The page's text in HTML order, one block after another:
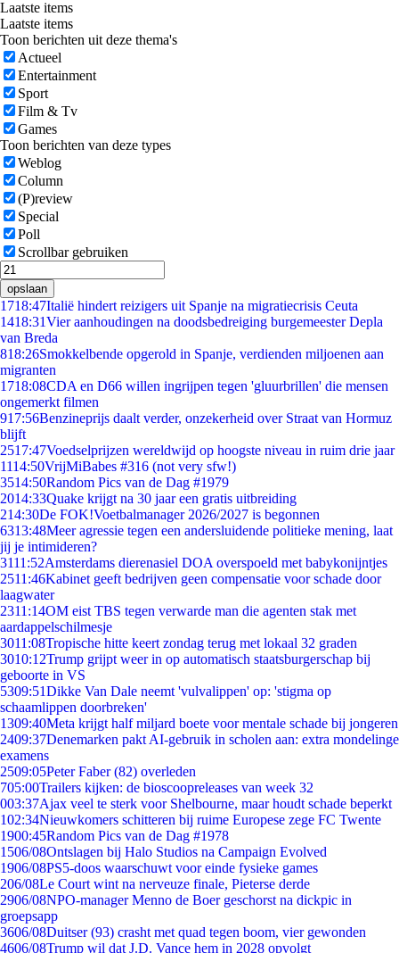
Laatste items
Laatste items
Toon berichten uit deze thema's
Actueel
Entertainment
Sport
Film & Tv
Games
Toon berichten van deze types
Weblog
Column
(P)review
Special
Poll
Scrollbar gebruiken
opslaan
1718:47Italië hindert reizigers uit Spanje na migratiecrisis Ceuta
1418:31Vier aanhoudingen na doodsbedreiging burgemeester Depla
van Breda
818:26Smokkelbende opgerold in Spanje, verdienden miljoenen aan
migranten
1718:08CDA en D66 willen ingrijpen tegen 'gluurbrillen' die mensen
ongemerkt filmen
917:56Benzineprijs daalt verder, onzekerheid over Straat van Hormuz
blijft
2517:47Voedselprijzen wereldwijd op hoogste niveau in ruim drie jaar
1114:50VrijMiBabes #316 (not very sfw!)
3514:50Random Pics van de Dag #1979
2014:33Quake krijgt na 30 jaar een gratis uitbreiding
214:30De FOK!Voetbalmanager 2026/2027 is begonnen
6313:48Meer agressie tegen een andersluidende politieke mening, laat
jij je intimideren?
3111:52Amsterdams dierenasiel DOA overspoeld met babykonijntjes
2511:46Kabinet geeft bedrijven geen compensatie voor schade door
laagwater
2311:14OM eist TBS tegen verwarde man die agenten stak met
aardappelschilmesje
3011:08Tropische hitte keert zondag terug met lokaal 32 graden
3010:12Trump grijpt weer in op automatisch staatsburgerschap bij
geboorte in VS
5309:51Dikke Van Dale neemt 'vulvalippen' op: 'stigma op
schaamlippen doorbreken'
1309:40Meta krijgt half miljard boete voor mentale schade bij jongeren
2409:37Denemarken pakt AI-gebruik in scholen aan: extra mondelinge
examens
2509:05Peter Faber (82) overleden
705:00Trailers kijken: de bioscoopreleases van week 32
003:37Ajax veel te sterk voor Shelbourne, maar houdt schade beperkt
102:34Nieuwkomers schitteren bij ruime Europese zege FC Twente
1900:45Random Pics van de Dag #1978
1506/08Ontslagen bij Halo Studios na Campaign Evolved
1906/08PS5-doos waarschuwt voor einde fysieke games
206/08Le Court wint na nerveuze finale, Pieterse derde
2906/08NPO-manager Menno de Boer geschorst na dickpic in
groepsapp
3606/08Duitser (93) crasht met quad tegen boom, vier gewonden
4606/08Trump wil dat J.D. Vance hem in 2028 opvolgt